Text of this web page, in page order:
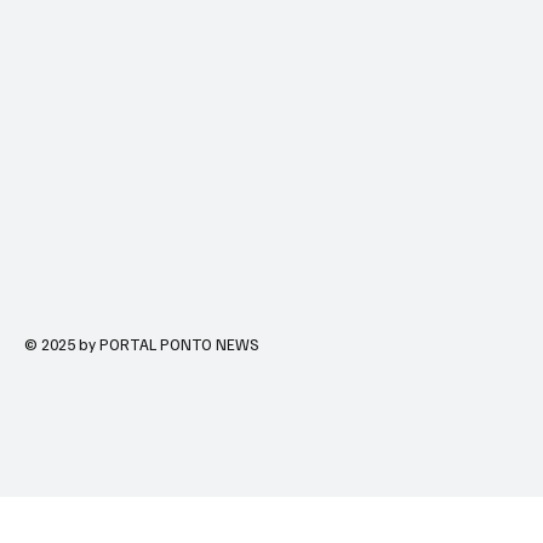
© 2025 by PORTAL PONTO NEWS